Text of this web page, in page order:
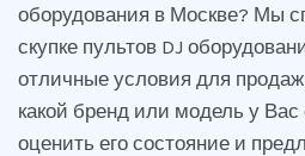
оборудования в Москве? Мы
скупке пультов DJ
отличные условия для
какой бренд или модель у
оценить его состояние и